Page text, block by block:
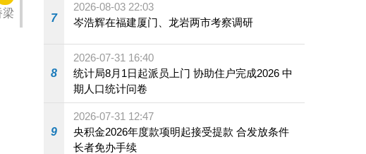
梁
7
2026-08-03 22:03
岑浩辉在福建厦门、龙岩两市考察调研
8
2026-07-31 16:40
统计局8月1日起派员上门 协助住户完成2026 中
期人口统计问卷
9
2026-07-31 12:47
央积金2026年度款项明起接受提款 合发放条件
长者免办手续